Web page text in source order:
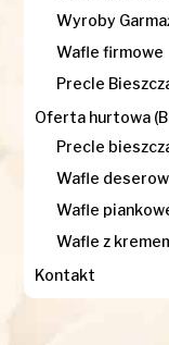
Wyroby
Wafle firmowe
Precle
Oferta hurtowa
Precle
Wafle
Wafle
Wafle z
Kontakt